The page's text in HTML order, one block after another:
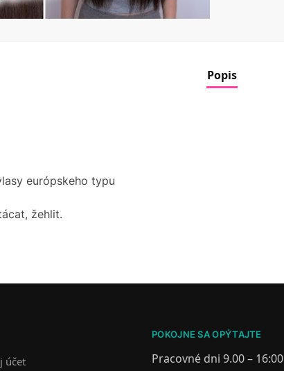
Popis
európskeho typu
žehlit.
účet
POKOJNE SA OPÝTAJTE
Pracovné dni 9.00 – 16:00